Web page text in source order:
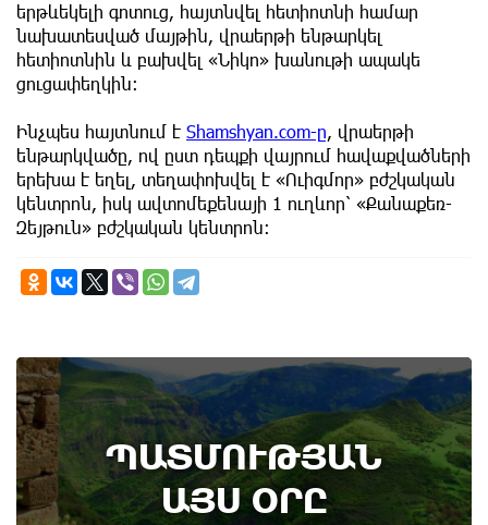
երթևեկելի գոտուց, հայտնվել հետիոտնի համար
նախատեսված մայթին, վրաերթի ենթարկել
հետիոտնին և բախվել «Նիկո» խանութի ապակե
ցուցափեղկին։
Ինչպես հայտնում է Shamshyan.com-ը, վրաերթի
ենթարկվածը, ով ըստ դեպքի վայրում հավաքվածների
երեխա է եղել, տեղափոխվել է «Ուիգմոր» բժշկական
կենտրոն, իսկ ավտոմեքենայի 1 ուղևոր՝ «Քանաքեռ-
Զեյթուն» բժշկական կենտրոն։
ՊԱՏՄՈՒԹՅԱՆ
ԱՅՍ ՕՐԸ
8th of August
Տեղի է ունեցել Գառնիի ճակատամարտը.
պատմության այս օրը (8 օգոստոս)